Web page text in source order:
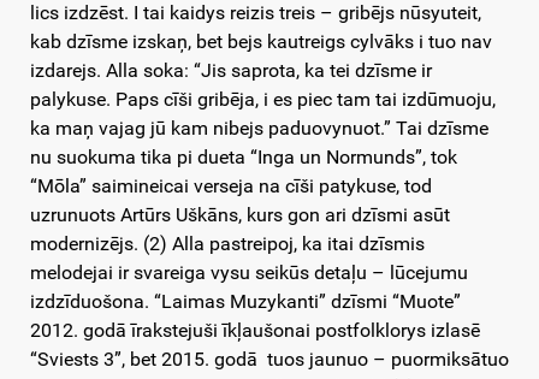
lics izdzēst. I tai kaidys reizis treis – gribējs nūsyuteit,
kab dzīsme izskaņ, bet bejs kautreigs cylvāks i tuo nav
izdarejs. Alla soka: “Jis saprota, ka tei dzīsme ir
palykuse. Paps cīši gribēja, i es piec tam tai izdūmuoju,
ka maņ vajag jū kam nibejs paduovynuot.” Tai dzīsme
nu suokuma tika pi dueta “Inga un Normunds”, tok
“Mōla” saimineicai verseja na cīši patykuse, tod
uzrunuots Artūrs Uškāns, kurs gon ari dzīsmi asūt
modernizējs. (2) Alla pastreipoj, ka itai dzīsmis
melodejai ir svareiga vysu seikūs detaļu – lūcejumu
izdzīduošona. “Laimas Muzykanti” dzīsmi “Muote”
2012. godā īrakstejuši īkļaušonai postfolklorys izlasē
“Sviests 3”, bet 2015. godā tuos jaunuo – puormiksātuo